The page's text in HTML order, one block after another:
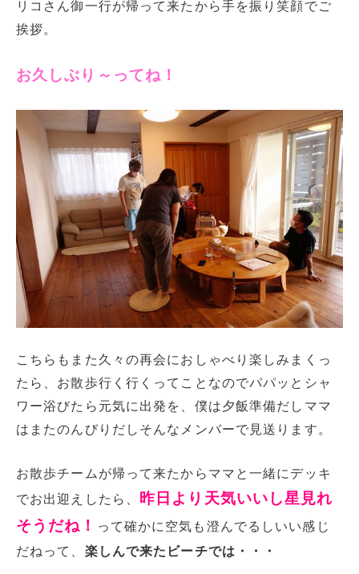
リコさん御一行が帰って来たから手を振り笑顔でご
挨拶。
お久しぶり～ってね！
こちらもまた久々の再会におしゃべり楽しみまくっ
たら、お散歩行く行くってことなのでパパッとシャ
ワー浴びたら元気に出発を、僕は夕飯準備だしママ
はまたのんびりだしそんなメンバーで見送ります。
お散歩チームが帰って来たからママと一緒にデッキ
でお出迎えしたら、 昨日より天気いいし星見れ
そうだね！
って確かに空気も澄んでるしいい感じ
だねって、 楽しんで来たビーチでは・・・